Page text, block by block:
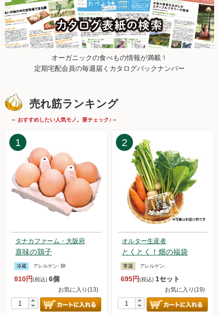
2025.7.5【毎週土曜日更新！】品ものアイテムを更新しまし
た。
2025.6.28【毎週土曜日更新！】品ものアイテムを更新しまし
た。
2025.6.21【毎週土曜日更新！】品ものアイテムを更新しまし
2025.6.7【毎週土曜日更新！】品ものアイテムを更新しまし
た。
2025.5.31【毎週土曜日更新！】品ものアイテムを更新しまし
2025.5.24【毎週土曜日更新！】品ものアイテムを更新しまし
た。
2025.5.17【毎週土曜日更新！】品ものアイテムを更新しまし
た。
2025.5.10【毎週土曜日更新！】品ものアイテムを更新しまし
た。
2025.5.9 日本全国お取り寄せ手帖でオルターの「無添加アイ
スキャンデー＆アイスクリームセット」が紹介されました。
2025.5.3【毎週土曜日更新！】品ものアイテムを更新しまし
2025.4.26【毎週土曜日更新！】品ものアイテムを更新しまし
た。
2025.4.19【毎週土曜日更新！】品ものアイテムを更新しまし
た。
2025.4.12【毎週土曜日更新！】品ものアイテムを更新しまし
た。
2025.4.5【毎週土曜日更新！】品ものアイテムを更新しまし
オーガニックの食べもの情報が満載！
定期宅配会員の毎週届くカタログバックナンバー
売れ筋ランキング
～ おすすめしたい人気モノ。要チェック♪～
1
タナカファーム・大阪府
喜味の鶏子
冷蔵 アレルゲン: 卵
810円(税込) 6個
お気に入り(13)
2
オルター生産者
とくとく！畑の福袋
常温 アレルゲン:
695円(税込) 1セット
お気に入り(19)